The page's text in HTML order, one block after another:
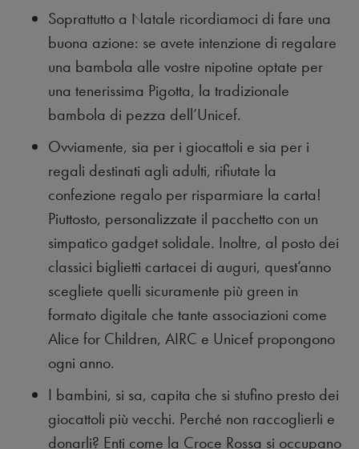
Soprattutto a Natale ricordiamoci di fare una
buona azione: se avete intenzione di regalare
una bambola alle vostre nipotine optate per
una tenerissima Pigotta, la tradizionale
bambola di pezza dell’Unicef.
Ovviamente, sia per i giocattoli e sia per i
regali destinati agli adulti, rifiutate la
confezione regalo per risparmiare la carta!
Piuttosto, personalizzate il pacchetto con un
simpatico gadget solidale. Inoltre, al posto dei
classici biglietti cartacei di auguri, quest’anno
scegliete quelli sicuramente più green in
formato digitale che tante associazioni come
Alice for Children, AIRC e Unicef propongono
ogni anno.
I bambini, si sa, capita che si stufino presto dei
giocattoli più vecchi. Perché non raccoglierli e
donarli? Enti come la Croce Rossa si occupano